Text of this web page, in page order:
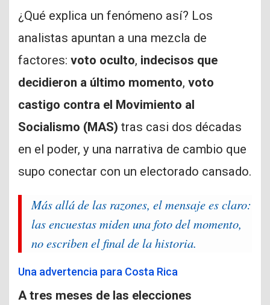
¿Qué explica un fenómeno así? Los
analistas apuntan a una mezcla de
factores: voto oculto, indecisos que
decidieron a último momento, voto
castigo contra el Movimiento al
Socialismo (MAS) tras casi dos décadas
en el poder, y una narrativa de cambio que
supo conectar con un electorado cansado.
Más allá de las razones, el mensaje es claro:
las encuestas miden una foto del momento,
no escriben el final de la historia.
Una advertencia para Costa Rica
A tres meses de las elecciones